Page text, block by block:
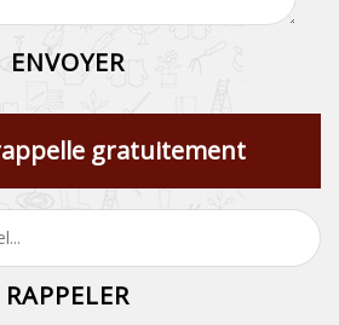
gratuitement